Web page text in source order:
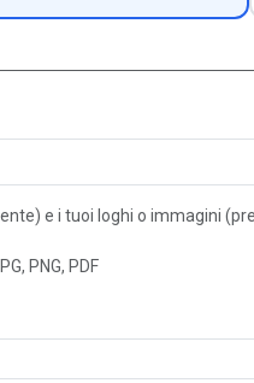
e i tuoi loghi o immagini
PNG, PDF